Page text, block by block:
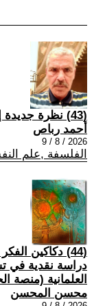
(43) نظرة جديدة إلى علاقة مارتن هيدغر بالنازية
أحمد رباص
2026 / 8 / 9
الفلسفة ,علم
(44) دكاكين
دراسة نقدية في
العلمانية (منصة
محسن المحسن